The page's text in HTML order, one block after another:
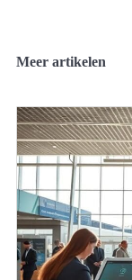
Meer artikelen